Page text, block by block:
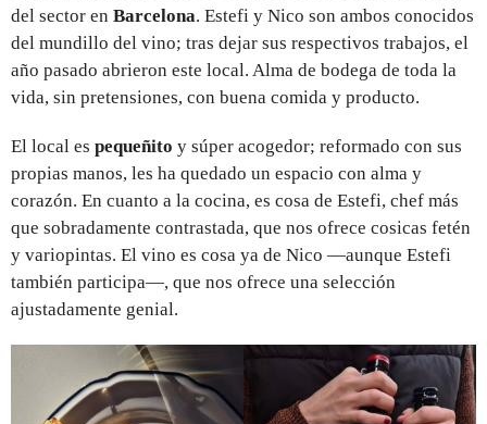
del sector en Barcelona. Estefi y Nico son ambos conocidos
del mundillo del vino; tras dejar sus respectivos trabajos, el
año pasado abrieron este local. Alma de bodega de toda la
vida, sin pretensiones, con buena comida y producto.
El local es pequeñito y súper acogedor; reformado con sus
propias manos, les ha quedado un espacio con alma y
corazón. En cuanto a la cocina, es cosa de Estefi, chef más
que sobradamente contrastada, que nos ofrece cosicas fetén
y variopintas. El vino es cosa ya de Nico —aunque Estefi
también participa—, que nos ofrece una selección
ajustadamente genial.